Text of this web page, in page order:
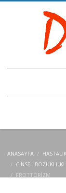
ANASAYFA
CINSEL
FROTTÖRIZM